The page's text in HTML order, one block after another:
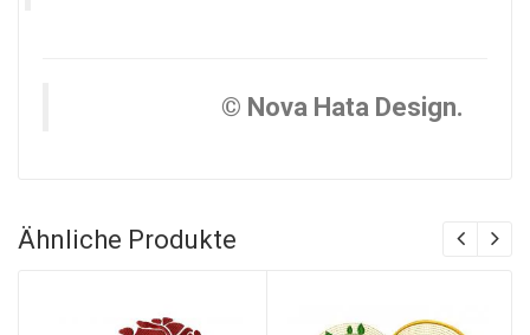
© Nova Hata Design.
Ähnliche Produkte